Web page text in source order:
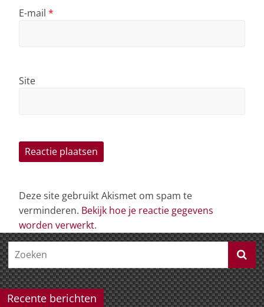
E-mail *
Site
Deze site gebruikt Akismet om spam te
verminderen. Bekijk hoe je reactie gegevens
worden verwerkt.
Recente berichten